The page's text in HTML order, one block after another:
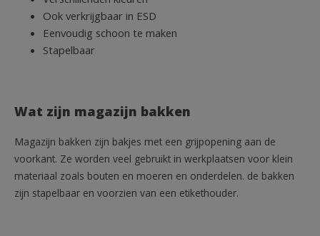
Ook verkrijgbaar in ESD
Eenvoudig schoon te maken
Stapelbaar
Wat zijn magazijn bakken
Magazijn bakken zijn bakjes met een grijpopening aan de
voorkant. Ze worden veel gebruikt in werkplaatsen voor klein
materiaal zoals bouten en moeren en onderdelen. de bakken
zijn stapelbaar en voorzien van een etikethouder.